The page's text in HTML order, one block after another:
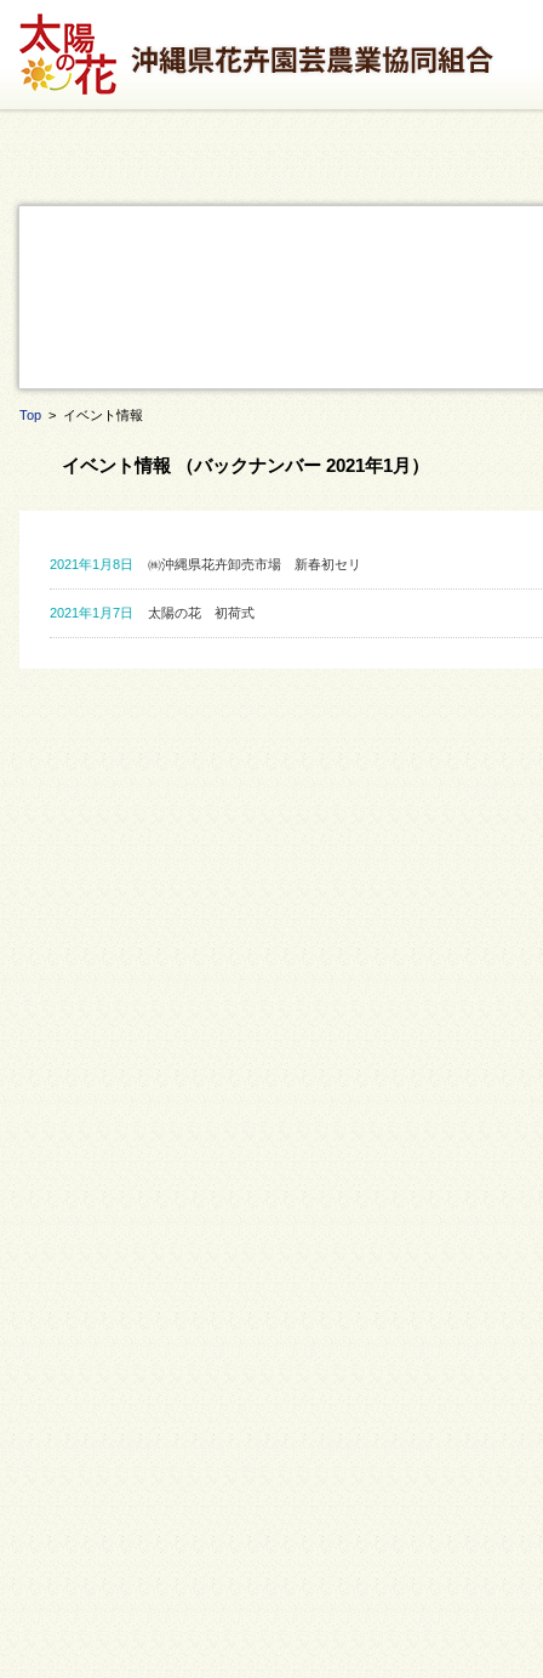
Top > イベント情報
イベント情報 （バックナンバー 2021年1月）
2021年1月8日 ㈱沖縄県花卉卸売市場 新春初セリ
2021年1月7日 太陽の花 初荷式